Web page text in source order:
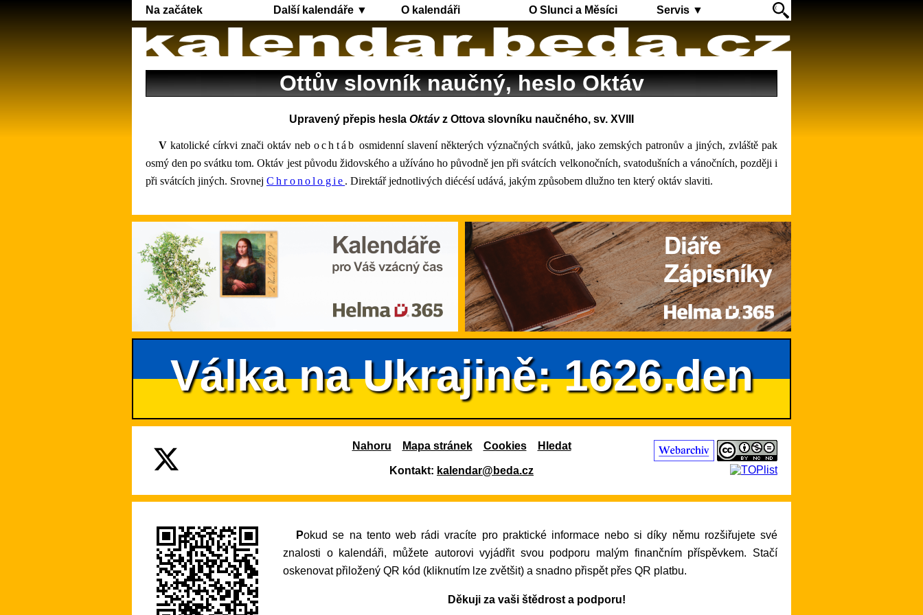
Na začátek Další kalendáře ▼ O kalendáři O Slunci a Měsíci Servis ▼
Ottův slovník naučný, heslo Oktáv
Upravený přepis hesla Oktávz Ottova slovníku naučného, sv. XVIII
V katolické církvi znači oktáv nebochtáb osmidenní slavení některých význačných svátků, jako zemských patronův a jiných, zvláště pak
osmý den po svátku tom. Oktáv jest původu židovského a užíváno ho původně jen při svátcích velkonočních, svatodušních a vánočních, později i
při svátcích jiných. Srovnej Chronologie . Direktář jednotlivých diécésí udává, jakým způsobem dlužno ten který oktáv slaviti.
Válka na Ukrajině: 1626.den
Nahoru Mapa stránek Cookies Hledat
Kontakt: kalendar@beda.cz
Pokud se na tento web rádi vracíte pro praktické informace nebo si díky němu rozšiřujete své
znalosti o kalendáři, můžete autorovi vyjádřit svou podporu malým finančním příspěvkem. Stačí
oskenovat přiložený QR kód (kliknutím lze zvětšit) a snadno přispět přes QR platbu.
Děkuji za vaši štědrost a podporu!